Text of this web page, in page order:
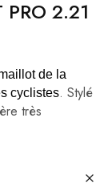
2.21
de la
cyclistes. Stylé
très